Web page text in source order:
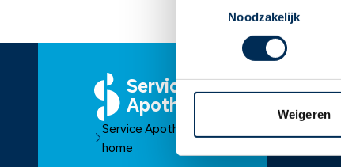
Noodzakelijk
Weigeren
Service
Apotheek
Service Apotheek
home